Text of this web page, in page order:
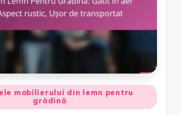
mobilierului din lemn pentru
grădină